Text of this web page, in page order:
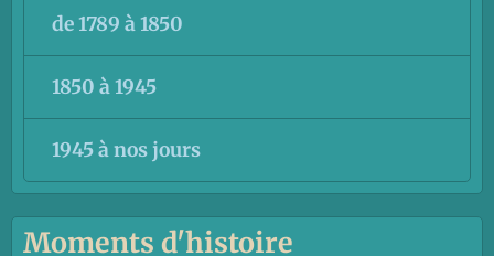
de 1789 à 1850
1850 à 1945
1945 à nos jours
Moments d'histoire